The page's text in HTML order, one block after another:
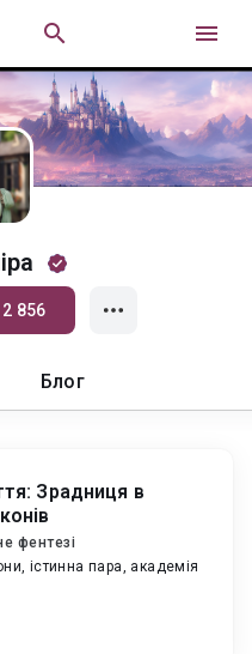
 
· 2 856
Блог
Зрадниця в
фентезі